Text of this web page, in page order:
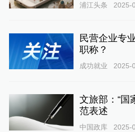
浦江头条 2025-
民营企业专
职称？
成功就业 2025-
文旅部：“国
范表述
中国政库 2025-